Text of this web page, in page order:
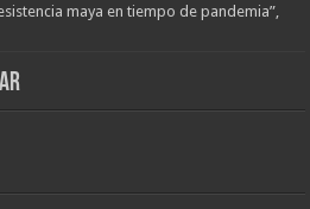
maya en tiempo de pandemia”,